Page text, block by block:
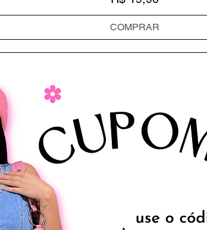
COMPRAR